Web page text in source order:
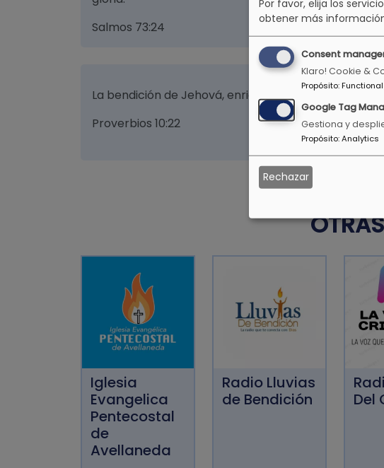
Salmos 73:24
La bendición de Jehová, enriquece y no añade
Proverbios 10:22
Iglesia
Evangelica
Pentecostal
de
Avellaneda
Radio Lluvias
de Bendición
Del
Por favor, elija los
obtener más
Consent
Klaro! Cookie &
Propósito:Functional
Google Tag
Gestiona y
Propósito:Analytics
Rechazar